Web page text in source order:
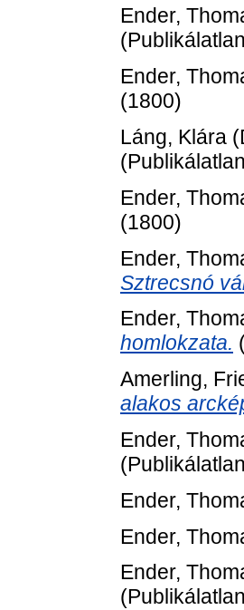
Ender,
Ender,
(1800)
Láng, Klára
Ender,
(1800)
Ender,
Sztrecsnó
Ender,
homlokzata.
Amerling,
alakos
Ender,
Ender,
Ender,
Ender,